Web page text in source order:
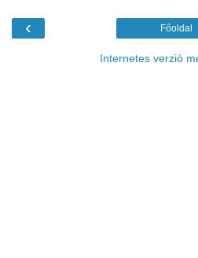
‹ Főoldal
Internetes verzió